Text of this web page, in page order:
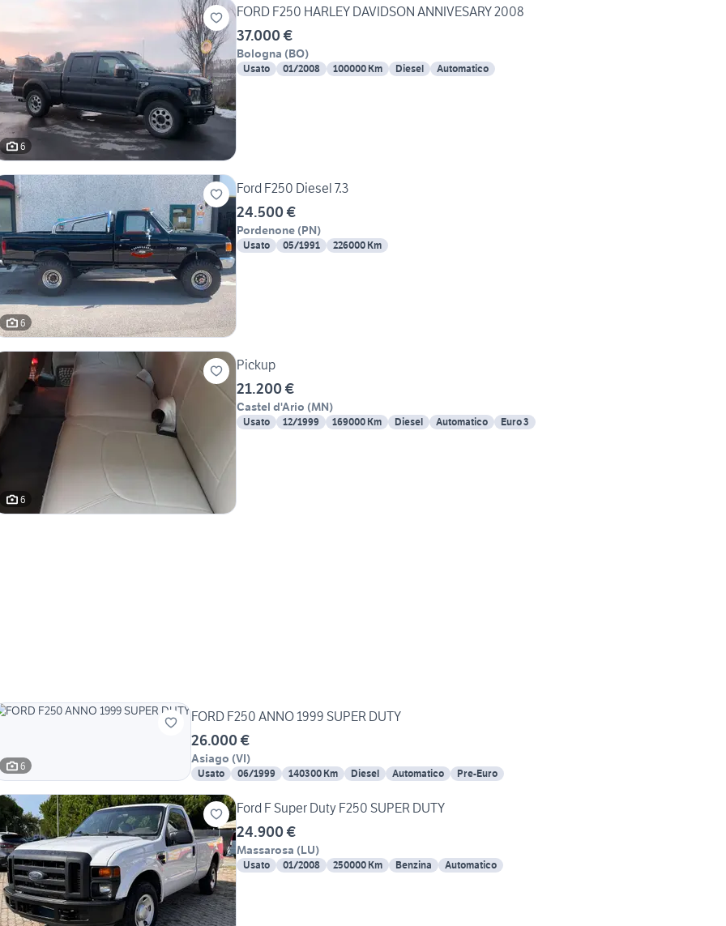
6
FORD F250 HARLEY DAVIDSON ANNIVESARY 2008
37.000 €
Bologna (BO)
Usato 01/2008 100000 Km Diesel Automatico
6
Ford F250 Diesel 7.3
24.500 €
Pordenone (PN)
Usato 05/1991 226000 Km
6
Pickup
21.200 €
Castel d'Ario (MN)
Usato 12/1999 169000 Km Diesel Automatico Euro 3
6
FORD F250 ANNO 1999 SUPER DUTY
26.000 €
Asiago (VI)
Usato 06/1999 140300 Km Diesel Automatico Pre-Euro
Ford F Super Duty F250 SUPER DUTY
24.900 €
Massarosa (LU)
Usato 01/2008 250000 Km Benzina Automatico